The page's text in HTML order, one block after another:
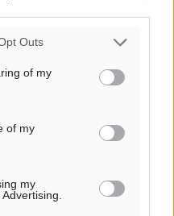
Outs
of my
of my
my
προς το άρθρο